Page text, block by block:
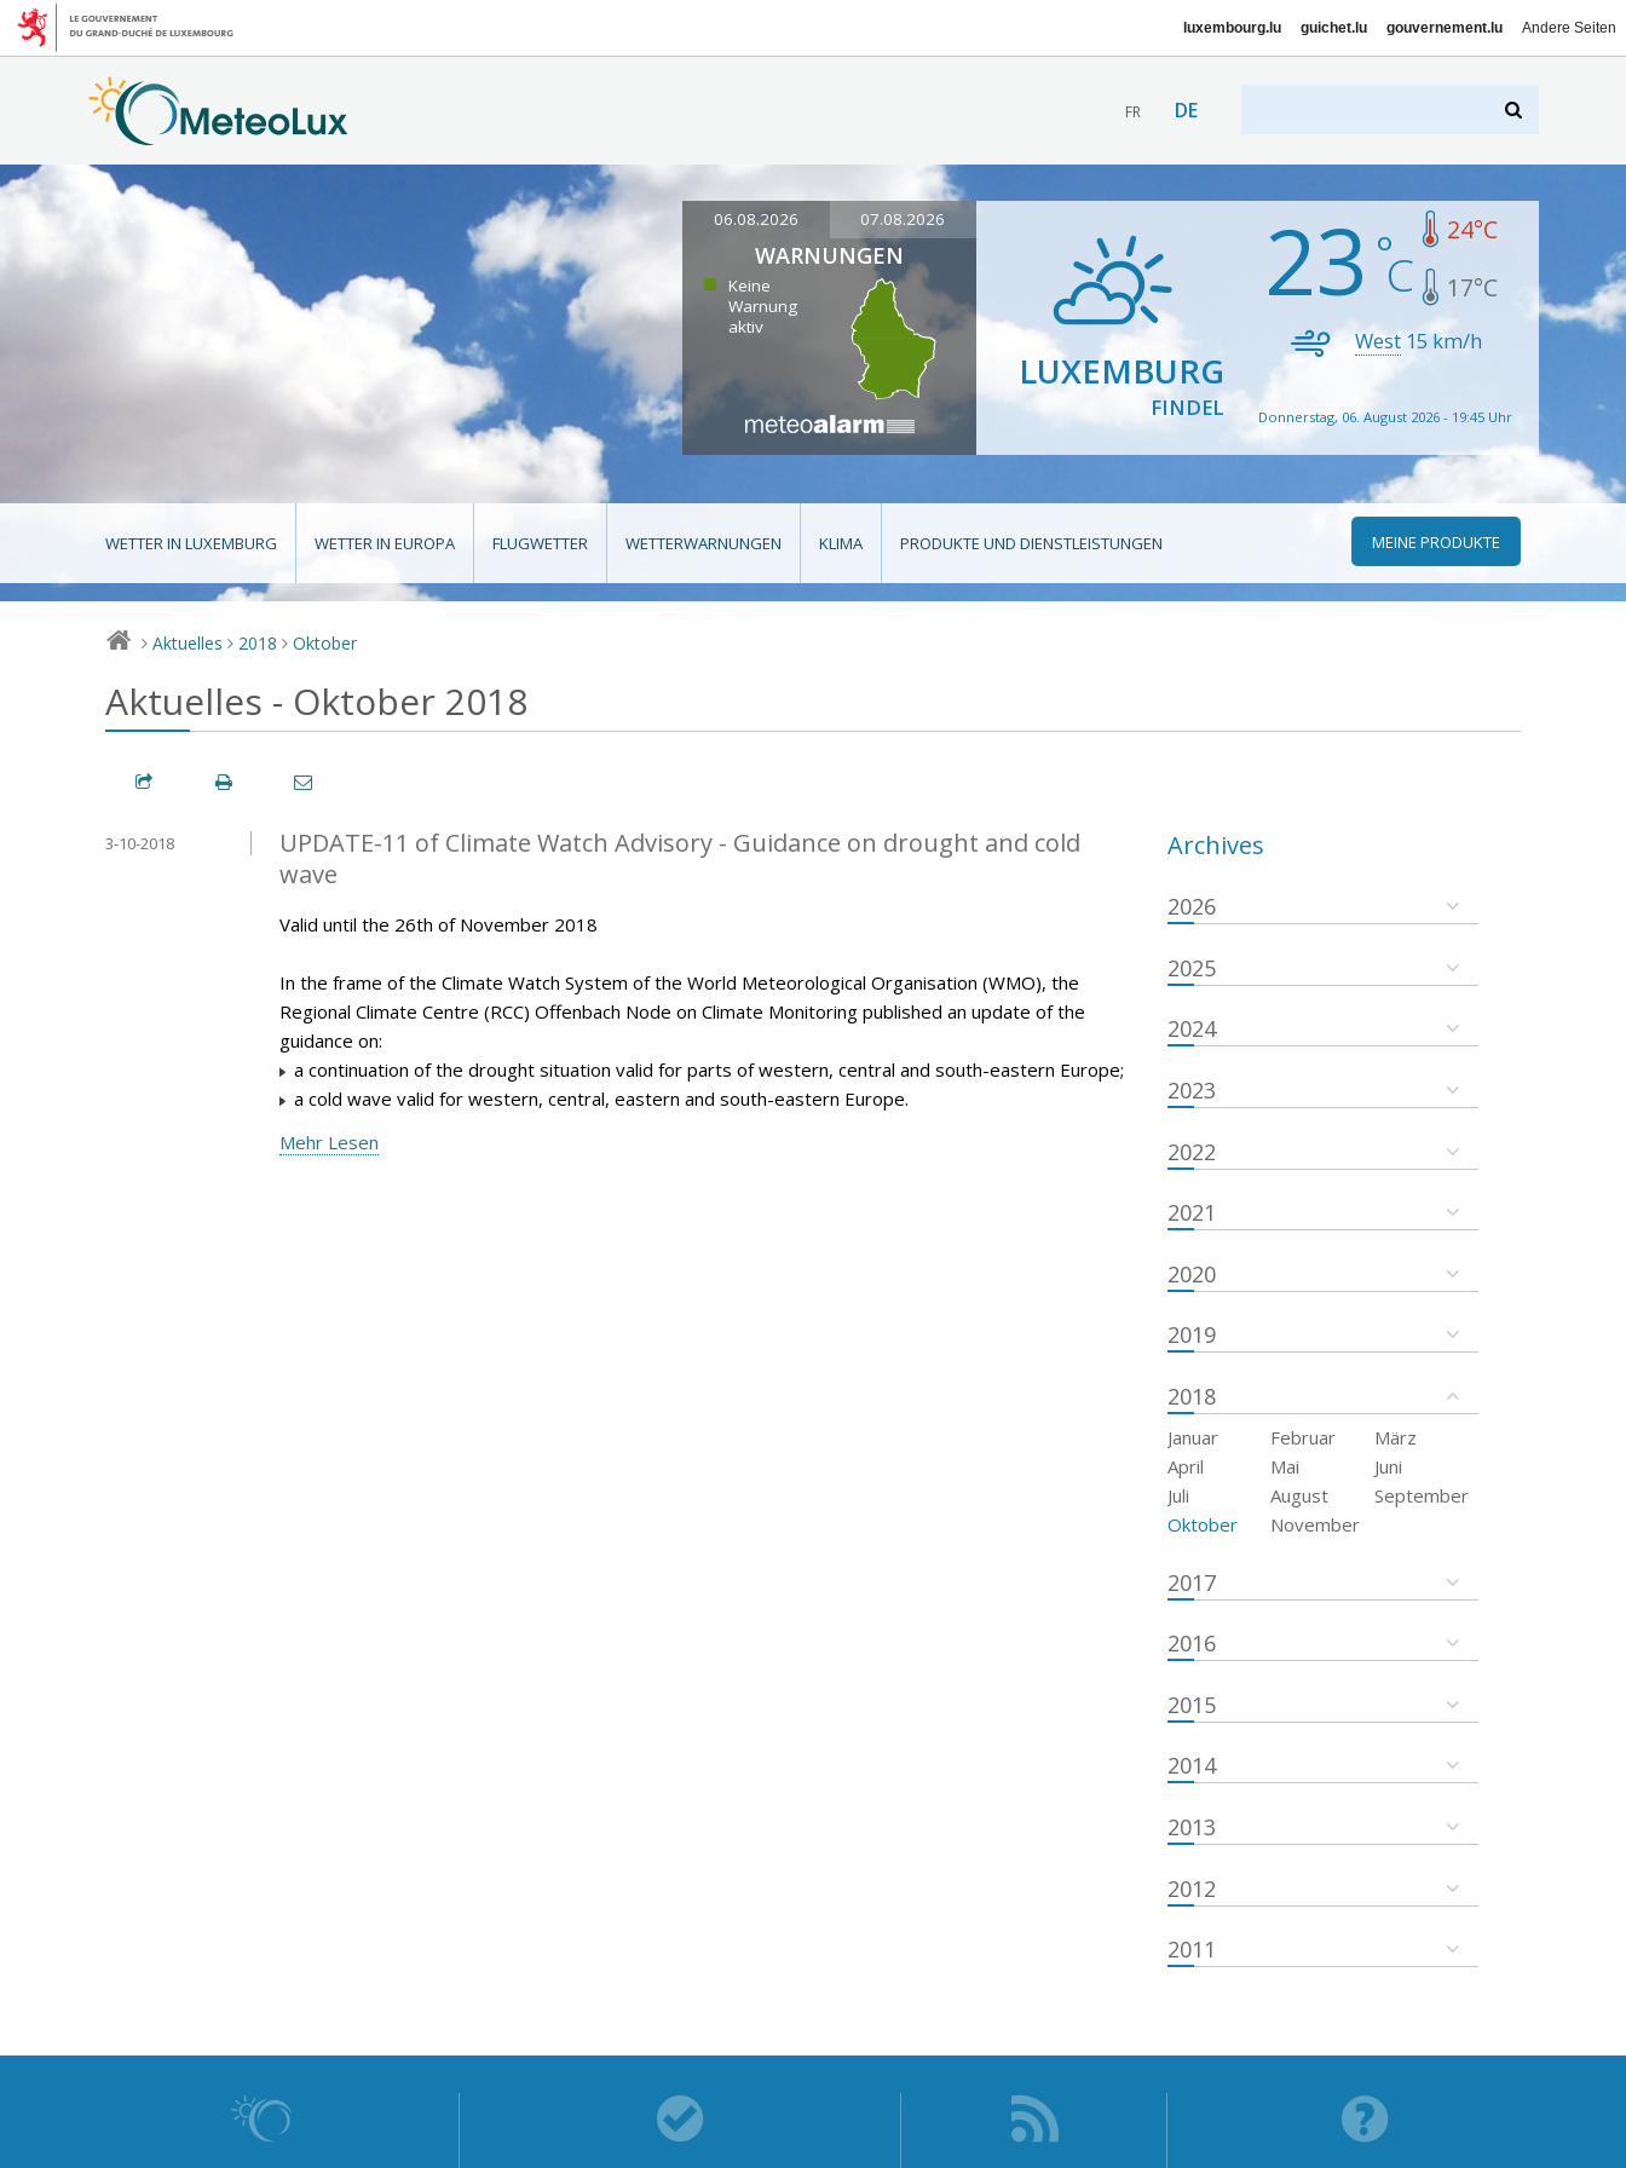
luxembourg.lu guichet.lu gouvernement.lu Andere Seiten
FR DE
06.08.2026 07.08.2026
WARNUNGEN
Keine
Warnung
aktiv
LUXEMBURG
FINDEL
23 24°C
17°C
West 15 km/h
Donnerstag, 06. August 2026 - 19:45 Uhr
WETTER IN LUXEMBURG WETTER IN EUROPA FLUGWETTER WETTERWARNUNGEN KLIMA PRODUKTE UND DIENSTLEISTUNGEN MEINE PRODUKTE
> Aktuelles > 2018 > Oktober
Aktuelles - Oktober 2018
UPDATE-11 of Climate Watch Advisory - Guidance on drought and cold
wave
Valid until the 26th of November 2018
3-10-2018
In the frame of the Climate Watch System of the World Meteorological Organisation (WMO), the
Regional Climate Centre (RCC) Offenbach Node on Climate Monitoring published an update of the
guidance on:
a continuation of the drought situation valid for parts of western, central and south-eastern Europe;
a cold wave valid for western, central, eastern and south-eastern Europe.
Mehr Lesen
Archives
2026
2025
2024
2023
2022
2021
2020
2019
2018
Januar Februar
März
April
Mai
Juni
Juli
August
September
Oktober
November
2017
2016
2015
2014
2013
2012
2011